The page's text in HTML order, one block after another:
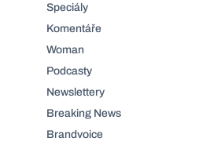
Speciály
Komentáře
Woman
Podcasty
Newslettery
Breaking News
Brandvoice